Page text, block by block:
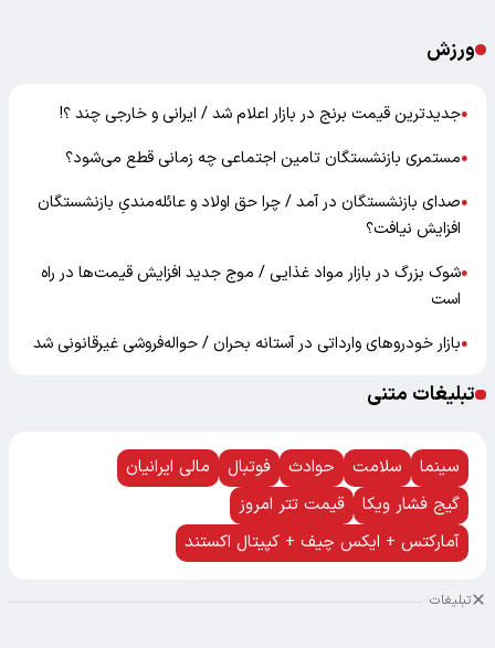
ورزش
●جدیدترین قیمت برنج در بازار اعلام شد / ایرانی و خارجی چند ؟!
●مستمری بازنشستگان تامین اجتماعی چه زمانی قطع می‌شود؟
●صدای بازنشستگان در آمد / چرا حق اولاد و عائله‌مندیِ بازنشستگان
افزایش نیافت؟
●شوک بزرگ در بازار مواد غذایی / موج جدید افزایش قیمت‌ها در راه
است
●بازار خودرو‌های وارداتی در آستانه بحران / حواله‌فروشی غیرقانونی شد
تبلیغات متنی
سینما سلامت حوادث فوتبال
مالی ایرانیان
گیج فشار ویکا
قیمت تتر امروز
آمارکتس + ایکس چیف + کپیتال اکستند
تبلیغات